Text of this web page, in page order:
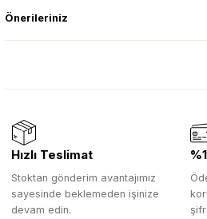
Önerileriniz
Hızlı Teslimat
Stoktan gönderim avantajımız
sayesinde beklemeden işinize
devam edin.